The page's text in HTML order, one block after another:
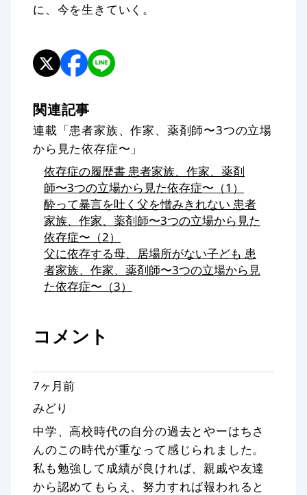
に、今を生きていく。
関連記事
連載「患者家族、作家、薬剤師〜3つの立場
から見た依存症〜」
依存症の履歴書 患者家族、作家、薬剤
師〜3つの立場から見た依存症〜（1）
酔って暴言を吐く父を憎みきれない 患者
家族、作家、薬剤師〜3つの立場から見た
依存症〜（2）
父に依存する母、居場所がない子ども 患
者家族、作家、薬剤師〜3つの立場から見
た依存症〜（3）
コメント
7ヶ月前
みどり
中学、高校時代の自分の過去とやーはちさ
んのこの時代が重なって感じられました。
私も勉強して成績が良ければ、親戚や友達
から認めてもらえ、努力すれば報われると